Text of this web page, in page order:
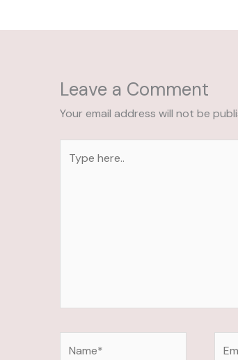
Leave a Comment
Your email address will not be
here..